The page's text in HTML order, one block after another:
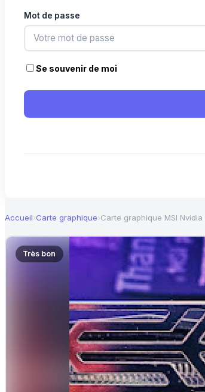
Mot de passe
Se souvenir de moi
Accueil›Carte graphique›Carte graphique MSI Nvidia
Très bon